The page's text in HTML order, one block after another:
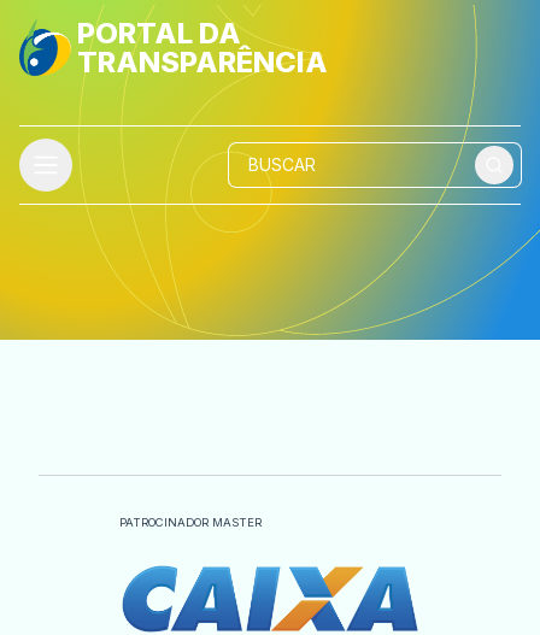
PORTAL DA
TRANSPARÊNCIA
PATROCINADOR MASTER